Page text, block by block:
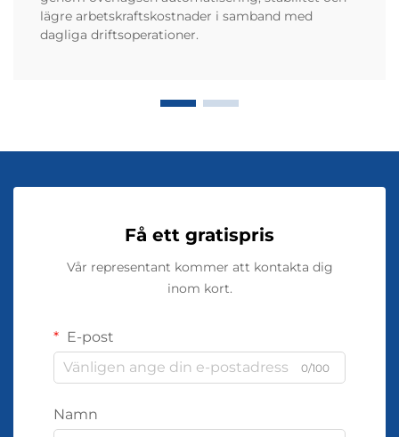
lägre arbetskraftskostnader i samband med
dagliga driftsoperationer.
Få ett gratispris
Vår representant kommer att kontakta dig
inom kort.
E-post
0/100
Namn